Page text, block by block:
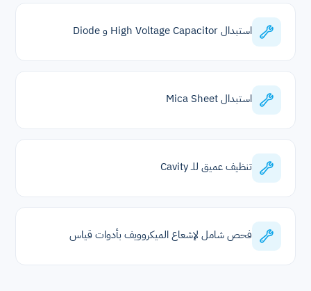
استبدال High Voltage Capacitor و Diode
استبدال Mica Sheet
تنظيف عميق للـ Cavity
فحص شامل لإشعاع الميكروويف بأدوات قياس